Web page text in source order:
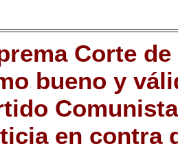
Corte
bueno y
en contra